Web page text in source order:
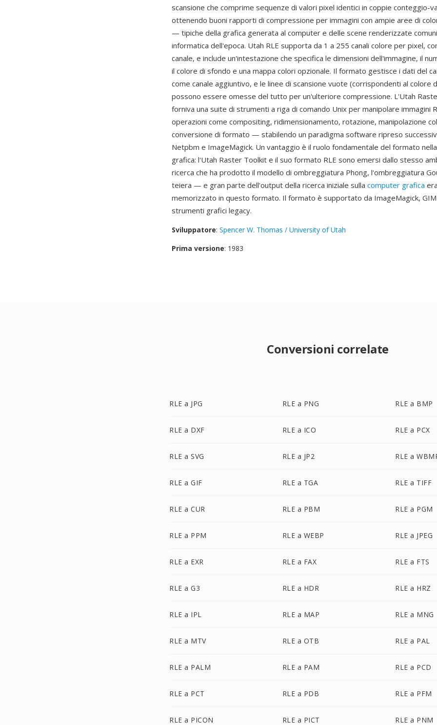
scansione che comprime sequenze di valori pixel identici in coppie conteggio-
ottenendo buoni rapporti di compressione per immagini con ampie aree di
— tipiche della grafica generata al computer e delle scene renderizzate
informatica dell'epoca. Utah RLE supporta da 1 a 255 canali colore per pixel,
canale, e include un'intestazione che specifica le dimensioni dell'immagine, il
il colore di sfondo e una mappa colori opzionale. Il formato gestisce i dati del
come canale aggiuntivo, e le linee di scansione vuote (corrispondenti al colore
possono essere omesse del tutto per un'ulteriore compressione. L'Utah
forniva una suite di strumenti a riga di comando Unix per manipolare immagini
operazioni come compositing, ridimensionamento, rotazione, manipolazione
conversione di formato — stabilendo un paradigma software ripreso
Netpbm e ImageMagick. Un vantaggio è il ruolo fondamentale del formato
grafica: l'Utah Raster Toolkit e il suo formato RLE sono emersi dallo stesso
ricerca che ha prodotto il modello di ombreggiatura Phong, l'ombreggiatura
teiera — e gran parte dell'output della ricerca iniziale sulla computer grafica
memorizzato in questo formato. Il formato è supportato da ImageMagick,
strumenti grafici legacy.
Sviluppatore: Spencer W. Thomas / University of Utah
Prima versione: 1983
Conversioni correlate
RLE a JPG RLE a PNG RLE a BMP
RLE a DXF RLE a ICO RLE a PCX
RLE a SVG RLE a JP2 RLE a
RLE a GIF RLE a TGA RLE a TIFF
RLE a CUR RLE a PBM RLE a PGM
RLE a PPM RLE a WEBP RLE a JPEG
RLE a EXR RLE a FAX RLE a FTS
RLE a G3 RLE a HDR RLE a HRZ
RLE a IPL RLE a MAP RLE a MNG
RLE a MTV RLE a OTB RLE a PAL
RLE a PALM RLE a PAM RLE a PCD
RLE a PCT RLE a PDB RLE a PFM
RLE a PICON RLE a PICT RLE a PNM